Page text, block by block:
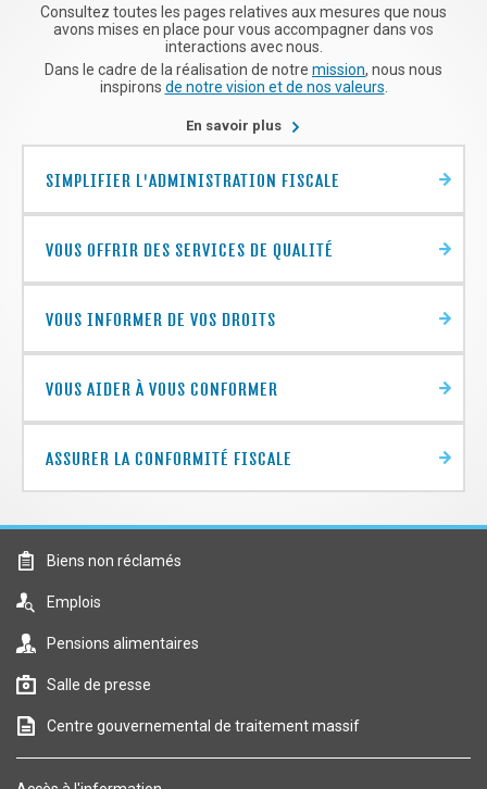
Consultez toutes les pages relatives aux mesures que nous
avons mises en place pour vous accompagner dans vos
interactions avec nous.
Dans le cadre de la réalisation de notre mission, nous nous
inspirons de notre vision et de nos valeurs
En savoir plus
sur
les
concrètes
que
vous
dans
nous
SIMPLIFIER L'ADMINISTRATION FISCALE
VOUS OFFRIR DES SERVICES DE QUALITÉ
VOUS INFORMER DE VOS DROITS
VOUS AIDER À VOUS CONFORMER
ASSURER LA CONFORMITÉ FISCALE
bnr Biens non réclamés
emploi Emplois
pensions Pensions alimentaires
multimedia Salle de presse
file Centre gouvernemental de traitement massif